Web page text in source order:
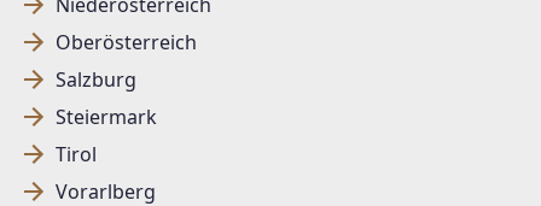
Oberösterreich
Salzburg
Steiermark
Tirol
Vorarlberg
SUCHAGENT ANLEGEN FÜR DIE
AKTUELLEN SUCHKRITERIEN